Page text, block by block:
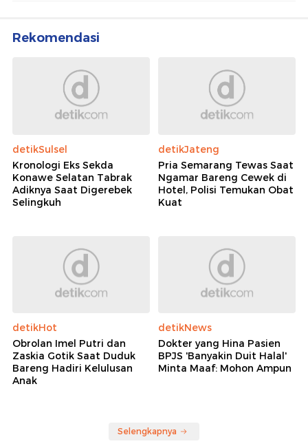
Rekomendasi
detikSulsel
Kronologi Eks Sekda
Konawe Selatan Tabrak
Adiknya Saat Digerebek
Selingkuh
detikJateng
Pria Semarang Tewas Saat
Ngamar Bareng Cewek di
Hotel, Polisi Temukan Obat
Kuat
detikHot
Obrolan Imel Putri dan
Zaskia Gotik Saat Duduk
Bareng Hadiri Kelulusan
Anak
detikNews
Dokter yang Hina Pasien
BPJS 'Banyakin Duit Halal'
Minta Maaf: Mohon Ampun
Selengkapnya